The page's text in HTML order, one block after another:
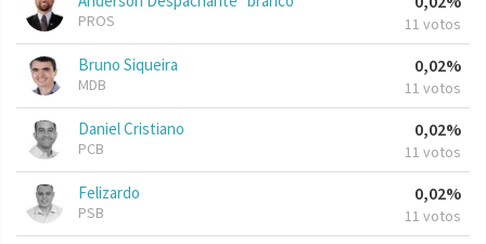
PROS 11 votos
Bruno Siqueira
MDB
0,02%
11 votos
Daniel Cristiano
PCB
0,02%
11 votos
Felizardo
PSB
0,02%
11 votos